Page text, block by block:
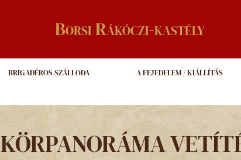
Borsi Rákóczi-kastély
BRIGADÉROS SZÁLLODA A FEJEDELEM / KIÁLLÍTÁS
KÖRPANORÁMA